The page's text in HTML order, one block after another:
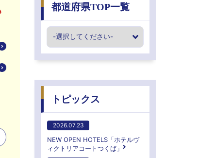
都道府県TOP一覧
トピックス
2026.07.23
NEW OPEN HOTELS「ホテルヴ
ィクトリアコートつくば」